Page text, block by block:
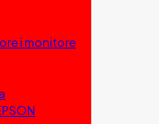
i monitore